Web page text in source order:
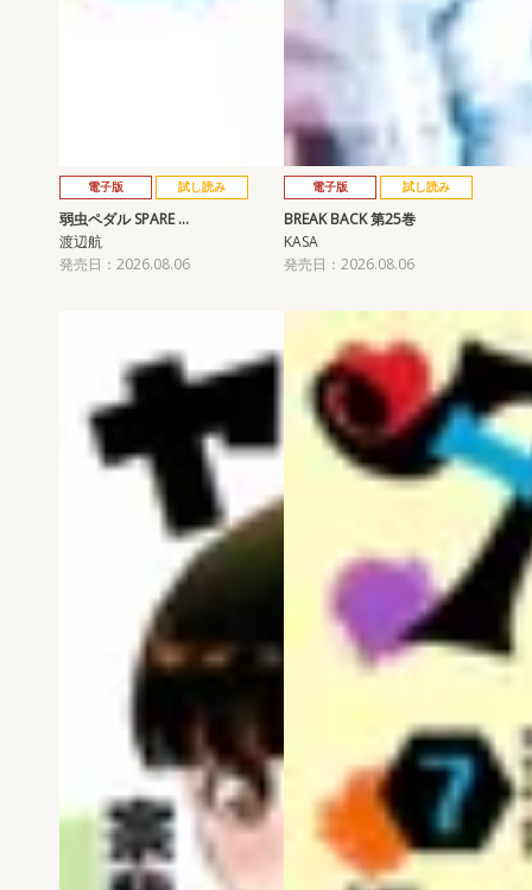
電子版 試し読み
弱虫ペダル SPARE …
渡辺航
発売日：2026.08.06
電子版 試し読み
BREAK BACK 第25巻
KASA
発売日：2026.08.06